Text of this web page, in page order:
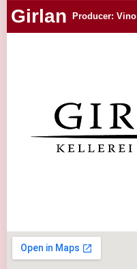
Girlan Producer: Vino